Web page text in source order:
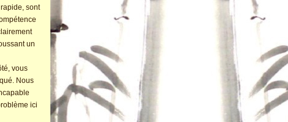
sont
un
vous
Nous
ici